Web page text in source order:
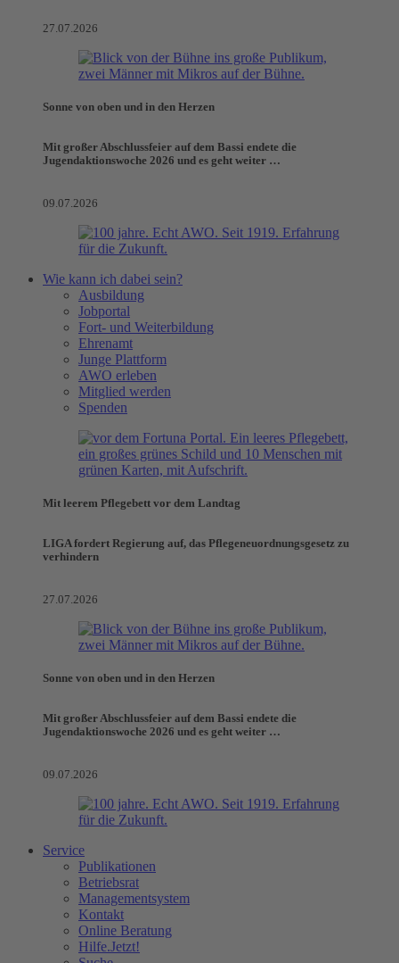
27.07.2026
Sonne von oben und in den Herzen
Mit großer Abschlussfeier auf dem Bassi endete die
Jugendaktionswoche 2026 und es geht weiter …
09.07.2026
Wie kann ich dabei sein?
Ausbildung
Jobportal
Fort- und Weiterbildung
Ehrenamt
Junge Plattform
AWO erleben
Mitglied werden
Spenden
Mit leerem Pflegebett vor dem Landtag
LIGA fordert Regierung auf, das Pflegeneuordnungsgesetz zu
verhindern
27.07.2026
Sonne von oben und in den Herzen
Mit großer Abschlussfeier auf dem Bassi endete die
Jugendaktionswoche 2026 und es geht weiter …
09.07.2026
Service
Publikationen
Betriebsrat
Managementsystem
Kontakt
Online Beratung
Hilfe.Jetzt!